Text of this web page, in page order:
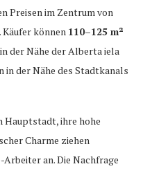
Preisen im Zentrum von
. Käufer können 110–125 m²
der Nähe der Alberta iela
in der Nähe des Stadtkanals
Hauptstadt, ihre hohe
Charme ziehen
an. Die Nachfrage